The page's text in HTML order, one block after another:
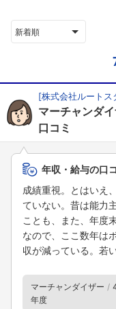
新着順
[株式会社ルートス
マーチャンダ
口コミ
年収・給与の口
成績重視。とはいえ
ていない。昔は能力
ことも、また、年度
なので、ここ数年は
収が減っている。若
マーチャンダイザー
年度